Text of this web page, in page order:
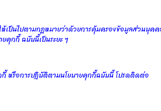
เป็นไปตามกฎหมายว่าด้วยการคุ้มครองข้อมูลส่วนบุค
คุกกี้ ฉบับนี้เป็นระยะ ๆ
กี้ หรือการปฏิบัติตามนโยบายคุกกี้ฉบับนี้ โปรดติดต่อ